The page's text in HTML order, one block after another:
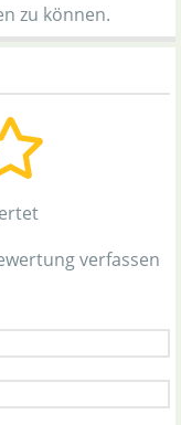
zu können.
verfassen